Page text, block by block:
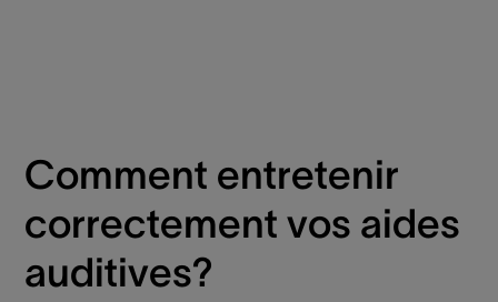
Comment entretenir
correctement vos aides
auditives?